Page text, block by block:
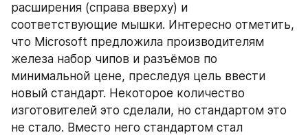
расширения (справа вверху) и
соответствующие мышки. Интересно отметить,
что Microsoft предложила производителям
железа набор чипов и разъёмов по
минимальной цене, преследуя цель ввести
новый стандарт. Некоторое количество
изготовителей это сделали, но стандартом это
не стало. Вместо него стандартом стал